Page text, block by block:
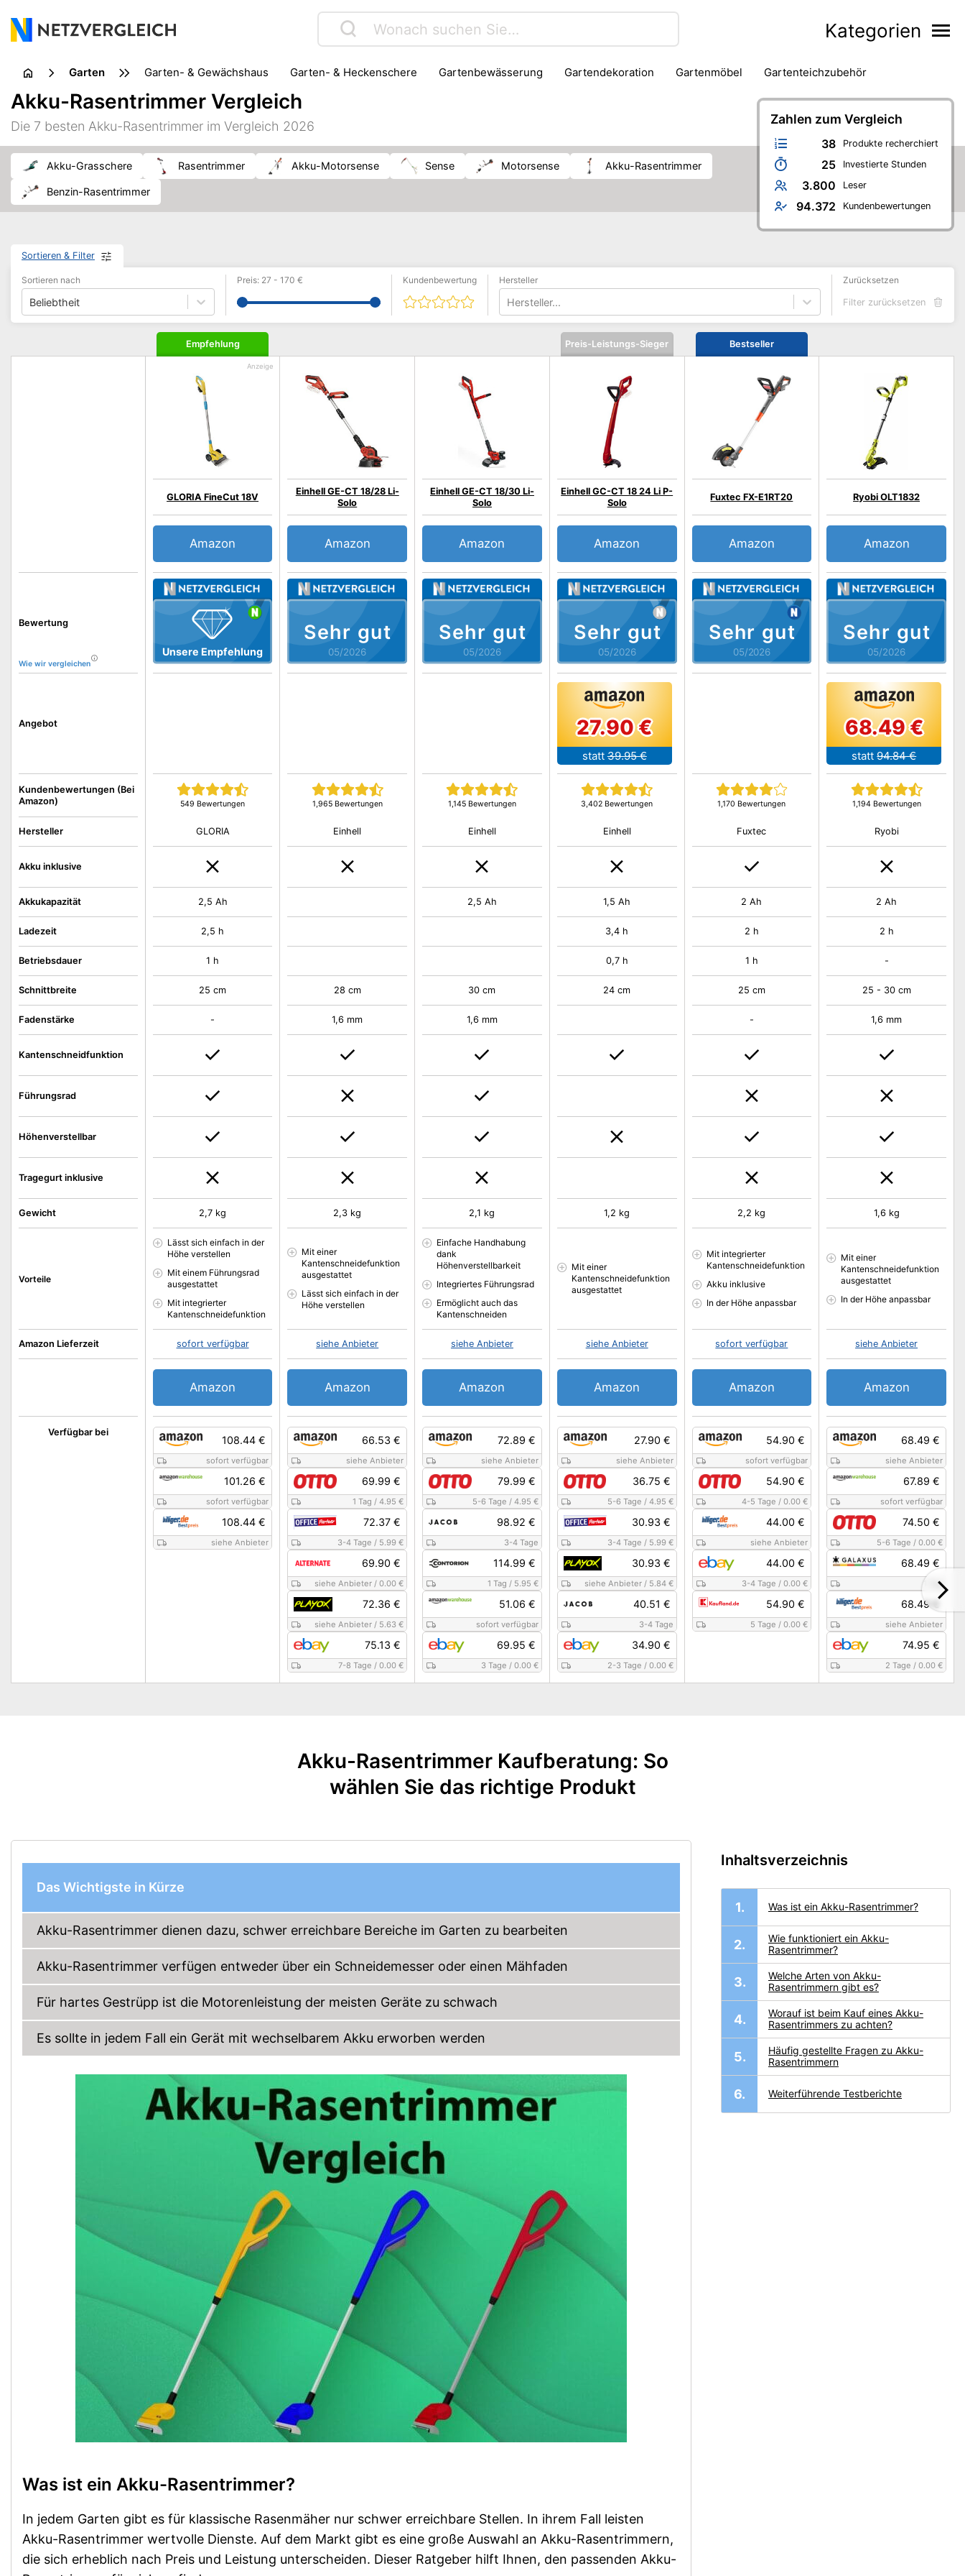
Kategorien
Garten Garten- & Gewächshaus Garten- & Heckenschere Gartenbewässerung Gartendekoration Gartenmöbel
Gartenteichzubehör
Gartentierbedarf
Gartenwerkzeug Pflanzenzucht
Pflanzzubehör
Rasenpflege
Sonnenschutz Swimmingpool Unkrautbekämpfung Zahlen zum Vergleich
38 Produkte recherchiert
25 Investierte Stunden
3.800 Leser
94.372 Kundenbewertungen
Akku-Rasentrimmer Vergleich
Die 7 besten Akku-Rasentrimmer im Vergleich 2026
Akku-Grasschere Rasentrimmer Akku-Motorsense Sense Motorsense Akku-Rasentrimmer
Benzin-Rasentrimmer
Sortieren & Filter
Sortieren nach
Beliebtheit
Preis: 27 - 170 € Kundenbewertung Hersteller
Hersteller...
Zurücksetzen
Filter zurücksetzen
Bewertung
Wie wir vergleichen
Kundenbewertungen (Bei
Amazon)
Angebot
Verfügbar bei
Hersteller
Akku inklusive
Akkukapazität
Ladezeit
Betriebsdauer
Schnittbreite
Fadenstärke
Kantenschneidfunktion
Führungsrad
Höhenverstellbar
Tragegurt inklusive
Gewicht
Vorteile
Amazon Lieferzeit
Empfehlung
Unsere Empfehlung
GLORIA FineCut 18V
549 Bewertungen
Amazon
108.44 €
sofort verfügbar
101.26 €
sofort verfügbar
108.44 €
siehe Anbieter
GLORIA
2,5 Ah
2,5 h
1 h
25 cm
-
2,7 kg
Lässt sich einfach in der
Höhe verstellen
Mit einem Führungsrad
ausgestattet
Mit integrierter
Kantenschneidefunktion
sofort verfügbar
Amazon
Sehr gut
05/2026
Einhell GE-CT 18/28 Li-
Solo
1,965 Bewertungen
Amazon
66.53 €
siehe Anbieter
69.99 €
1 Tag /4.95 €
72.37 €
3-4 Tage / 5.99 €
69.90 €
siehe Anbieter /0.00 €
72.36 €
siehe Anbieter / 5.63 €
75.13 €
7-8 Tage /0.00 €
Einhell
28 cm
1,6 mm
2,3 kg
Mit einer
Kantenschneidefunktion
ausgestattet
Lässt sich einfach in der
Höhe verstellen
siehe Anbieter
Amazon
Sehr gut
05/2026
Einhell GE-CT 18/30 Li-
Solo
1,145 Bewertungen
Amazon
72.89 €
siehe Anbieter
79.99 €
5-6 Tage / 4.95 €
98.92 €
3-4 Tage
114.99 €
1 Tag / 5.95 €
51.06 €
sofort verfügbar
69.95 €
3 Tage / 0.00 €
Einhell
2,5 Ah
30 cm
1,6 mm
2,1 kg
Einfache Handhabung
dank
Höhenverstellbarkeit
Integriertes Führungsrad
Ermöglicht auch das
Kantenschneiden
siehe Anbieter
Amazon
Preis-Leistungs-Sieger
Sehr gut
05/2026
Einhell GC-CT 18 24 Li P-
Solo
3,402 Bewertungen
Amazon
27.90 €
statt 39.95 €
27.90 €
siehe Anbieter
36.75 €
5-6 Tage / 4.95 €
30.93 €
3-4 Tage / 5.99 €
30.93 €
siehe Anbieter/ 5.84 €
40.51 €
3-4 Tage
34.90 €
2-3 Tage / 0.00 €
Einhell
1,5 Ah
3,4 h
0,7 h
24 cm
1,2 kg
Mit einer
Kantenschneidefunktion
ausgestattet
siehe Anbieter
Amazon
Bestseller
Sehr gut
05/2026
Fuxtec FX-E1RT20
1,170 Bewertungen
Amazon
54.90 €
sofort verfügbar
54.90 €
4-5 Tage /0.00 €
44.00 €
siehe Anbieter
44.00 €
3-4 Tage /0.00 €
54.90 €
5 Tage /0.00 €
Fuxtec
2 Ah
2 h
1 h
25 cm
-
2,2 kg
Mit integrierter
Kantenschneidefunktion
Akku inklusive
In der Höhe anpassbar
sofort verfügbar
Amazon
Sehr gut
05/2026
Ryobi OLT1832
1,194 Bewertungen
Amazon
68.49 €
statt 94.84 €
68.49 €
siehe Anbieter
67.89 €
sofort verfügbar
74.50 €
5-6 Tage / 0.00 €
68.49 €
1 Tag
68.49 €
siehe Anbieter
74.95 €
2 Tage / 0.00 €
Ryobi
2 Ah
2 h
-
25 - 30 cm
1,6 mm
1,6 kg
Mit einer
Kantenschneidefunktion
ausgestattet
In der Höhe anpassbar
siehe Anbieter
Amazon
Akku-Rasentrimmer Kaufberatung: So
wählen Sie das richtige Produkt
Das Wichtigste in Kürze
Akku-Rasentrimmer dienen dazu, schwer erreichbare Bereiche im Garten zu bearbeiten
Akku-Rasentrimmer verfügen entweder über ein Schneidemesser oder einen Mähfaden
Für hartes Gestrüpp ist die Motorenleistung der meisten Geräte zu schwach
Es sollte in jedem Fall ein Gerät mit wechselbarem Akku erworben werden
Was ist ein Akku-Rasentrimmer?
In jedem Garten gibt es für klassische Rasenmäher nur schwer erreichbare Stellen. In ihrem Fall leisten
Akku-Rasentrimmer wertvolle Dienste. Auf dem Markt gibt es eine große Auswahl an Akku-Rasentrimmern,
die sich erheblich nach Preis und Leistung unterscheiden. Dieser Ratgeber hilft Ihnen, den passenden Akku-
Inhaltsverzeichnis
Was ist ein Akku-Rasentrimmer?
Wie funktioniert ein Akku-
Rasentrimmer?
Welche Arten von Akku-
Rasentrimmern gibt es?
Worauf ist beim Kauf eines Akku-
Rasentrimmers zu achten?
Häufig gestellte Fragen zu Akku-
Rasentrimmern
Weiterführende Testberichte